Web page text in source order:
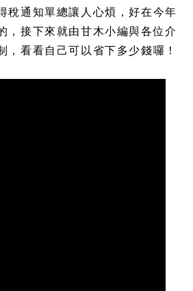
稅通知單總讓人心煩，好在今年
，接下來就由甘木小編與各位介
，看看自己可以省下多少錢囉！